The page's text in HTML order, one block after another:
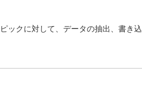
ックに対して、データの抽出、書き込